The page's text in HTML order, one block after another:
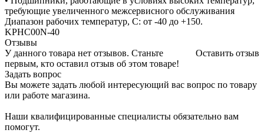
требующие увеличенного межсервисного обслуживания
Диапазон рабочих температур, C: от -40 до +150.
KPHC00N-40
Отзывы
Оставить отзыв
У данного товара нет отзывов. Станьте
первым, кто оставил отзыв об этом товаре!
Задать вопрос
Вы можете задать любой интересующий вас вопрос по товару
или работе магазина.
Наши квалифицированные специалисты обязательно вам
помогут.